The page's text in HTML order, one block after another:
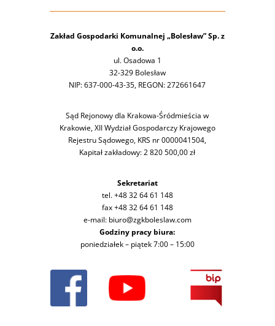
Zakład Gospodarki Komunalnej „Bolesław” Sp. z
o.o.
ul. Osadowa 1
32-329 Bolesław
NIP: 637-000-43-35, REGON: 272661647
Sąd Rejonowy dla Krakowa-Śródmieścia w
Krakowie, XII Wydział Gospodarczy Krajowego
Rejestru Sądowego, KRS nr 0000041504,
Kapitał zakładowy: 2 820 500,00 zł
Sekretariat
tel. +48 32 64 61 148
fax +48 32 64 61 148
e-mail: biuro@zgkboleslaw.com
Godziny pracy biura:
poniedziałek – piątek 7:00 – 15:00